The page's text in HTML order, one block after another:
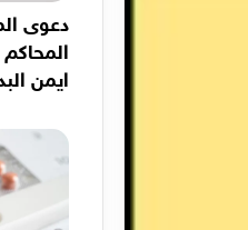
دعوى
ايمن